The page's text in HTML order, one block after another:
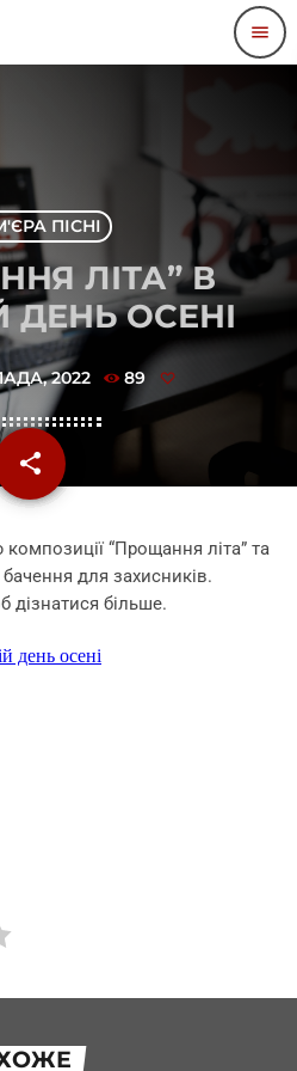
menu
ПІСНІ
ЛІТА” В
ДЕНЬ ОСЕНІ
2022 89
share
email
“Прощання літа” та
для захисників.
дізнатися більше.